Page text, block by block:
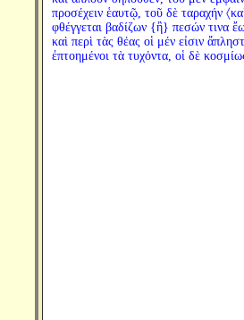
προσέχειν ἑαυτῷ, τοῦ δὲ ταραχήν
φθέγγεται βαδίζων {ἢ} πεσών τινα
καὶ περὶ τὰς θέας οἱ μέν εἰσιν
ἐπτοημένοι τὰ τυχόντα, οἱ δὲ